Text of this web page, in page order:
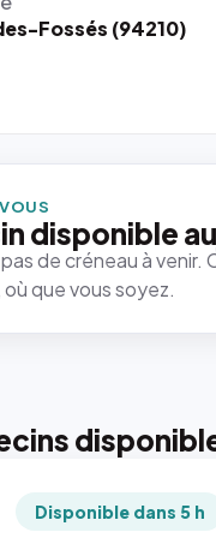
Fossés (94210)
disponible
de créneau à
que vous soyez.
Disponible dans 5 h